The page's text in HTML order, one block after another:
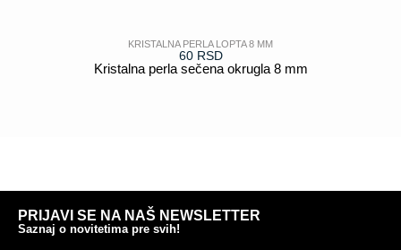
KRISTALNA PERLA LOPTA 8 MM
60 RSD
Kristalna perla sečena okrugla 8 mm
PRIJAVI SE NA NAŠ NEWSLETTER
Saznaj o novitetima pre svih!